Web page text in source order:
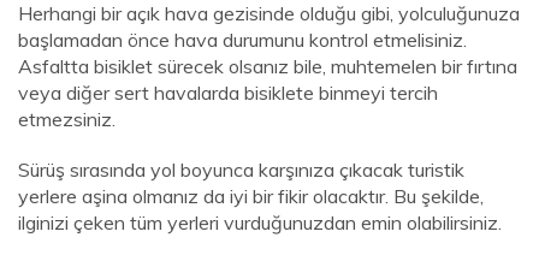
Herhangi bir açık hava gezisinde olduğu gibi, yolculuğunuza
başlamadan önce hava durumunu kontrol etmelisiniz.
Asfaltta bisiklet sürecek olsanız bile, muhtemelen bir fırtına
veya diğer sert havalarda bisiklete binmeyi tercih
etmezsiniz.
Sürüş sırasında yol boyunca karşınıza çıkacak turistik
yerlere aşina olmanız da iyi bir fikir olacaktır. Bu şekilde,
ilginizi çeken tüm yerleri vurduğunuzdan emin olabilirsiniz.